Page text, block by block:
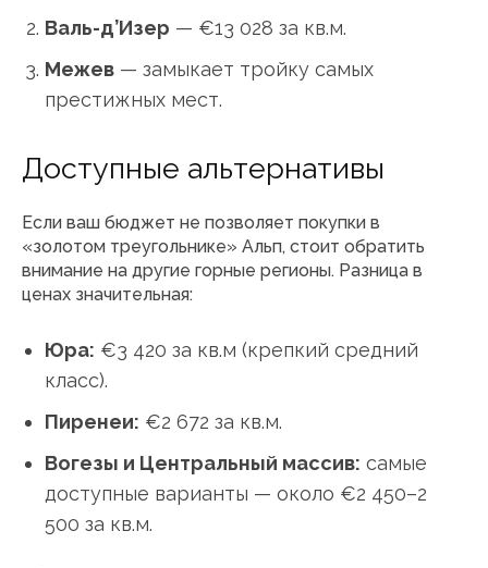
Валь-д’Изер — €13 028 за кв.м.
Межев — замыкает тройку самых
престижных мест.
Доступные альтернативы
Если ваш бюджет не позволяет покупки в
«золотом треугольнике» Альп, стоит обратить
внимание на другие горные регионы. Разница в
ценах значительная:
Юра: €3 420 за кв.м (крепкий средний
класс).
Пиренеи: €2 672 за кв.м.
Вогезы и Центральный массив: самые
доступные варианты — около €2 450–2
500 за кв.м.